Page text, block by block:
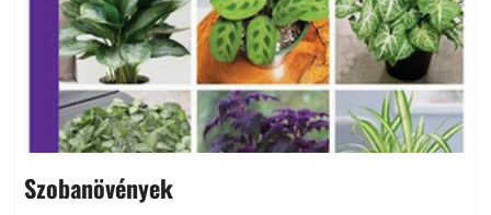
Szobanövények